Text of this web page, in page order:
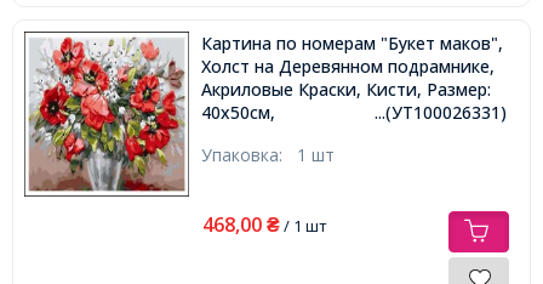
Картина по номерам "Букет маков",
Холст на Деревянном подрамнике,
Акриловые Краски, Кисти, Размер:
40х50см,
...(УТ100026331)
Упаковка: 1 шт
468,00 ₴/ 1 шт